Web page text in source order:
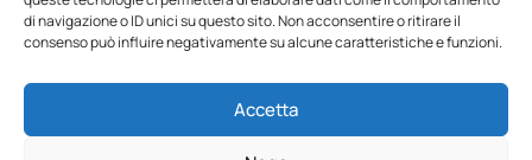
di navigazione o ID unici su questo sito. Non acconsentire o ritirare il
consenso può influire negativamente su alcune caratteristiche e funzioni.
Accetta
CATALOGO YUME
Personalizzazione